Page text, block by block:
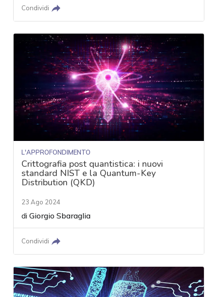
Condividi
L'APPROFONDIMENTO
Crittografia post quantistica: i nuovi
standard NIST e la Quantum-Key
Distribution (QKD)
23 Ago 2024
diGiorgio Sbaraglia
Condividi